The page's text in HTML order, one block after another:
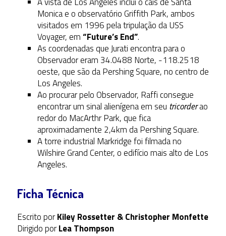
Monica e o observatório Griffith Park, ambos
visitados em 1996 pela tripulação da USS
Voyager, em“Future’s End”.
As coordenadas que Jurati encontra para o
Observador eram 34.0488 Norte, -118.2518
oeste, que são da Pershing Square, no centro de
Los Angeles.
Ao procurar pelo Observador, Raffi consegue
encontrar um sinal alienígena em seu tricorderao
redor do MacArthr Park, que fica
aproximadamente 2,4km da Pershing Square.
A torre industrial Markridge foi filmada no
Wilshire Grand Center, o edifício mais alto de Los
Angeles.
Ficha Técnica
Escrito porKiley Rossetter & Christopher Monfette
Dirigido porLea Thompson